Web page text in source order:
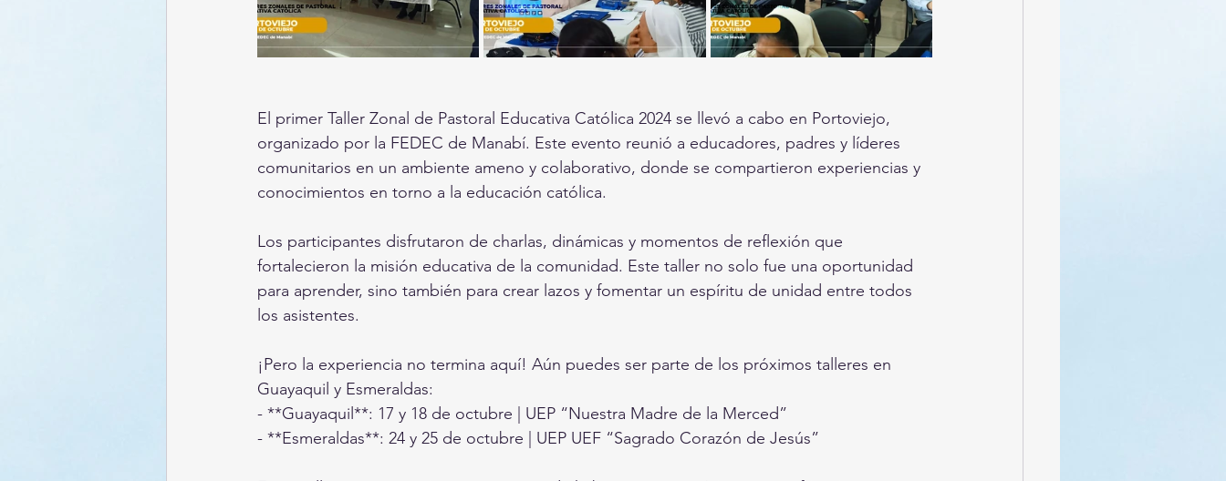
El primer Taller Zonal de Pastoral Educativa Católica 2024 se llevó a cabo en Portoviejo,
organizado por la FEDEC de Manabí. Este evento reunió a educadores, padres y líderes
comunitarios en un ambiente ameno y colaborativo, donde se compartieron experiencias y
conocimientos en torno a la educación católica.
Los participantes disfrutaron de charlas, dinámicas y momentos de reflexión que
fortalecieron la misión educativa de la comunidad. Este taller no solo fue una oportunidad
para aprender, sino también para crear lazos y fomentar un espíritu de unidad entre todos
los asistentes.
¡Pero la experiencia no termina aquí! Aún puedes ser parte de los próximos talleres en
Guayaquil y Esmeraldas:
- **Guayaquil**: 17 y 18 de octubre | UEP “Nuestra Madre de la Merced”
- **Esmeraldas**: 24 y 25 de octubre | UEP UEF “Sagrado Corazón de Jesús”